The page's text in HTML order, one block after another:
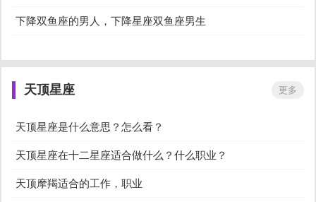
下降双鱼座的男人，下降星座双鱼座男生
天顶星座 更多
天顶星座是什么意思？怎么看？
天顶星座在十二星座适合做什么？什么职业？
天顶摩羯适合的工作，职业